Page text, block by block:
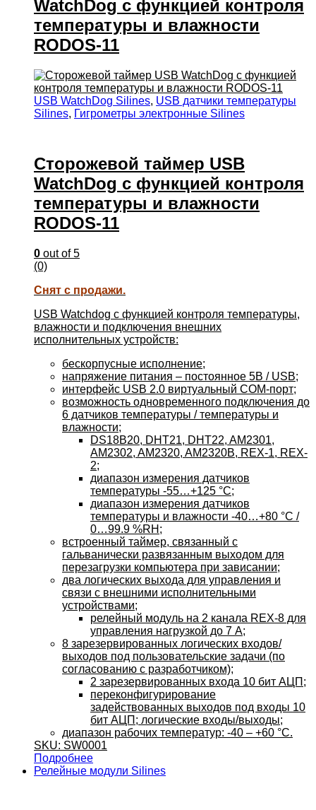
WatchDog с функцией контроля
температуры и влажности
RODOS-11
USB WatchDog Silines, USB датчики температуры
Silines, Гигрометры электронные Silines
Сторожевой таймер USB
WatchDog с функцией контроля
температуры и влажности
RODOS-11
0 out of 5
(0)
Снят с продажи.
USB Watchdog с функцией контроля температуры,
влажности и подключения внешних
исполнительных устройств:
бескорпусные исполнение;
напряжение питания – постоянное 5В / USB;
интерфейс USB 2.0 виртуальный COM-порт;
возможность одновременного подключения до
6 датчиков температуры / температуры и
влажности;
DS18B20, DHT21, DHT22, AM2301,
AM2302, AM2320, AM2320B, REX-1, REX-
2;
диапазон измерения датчиков
температуры -55…+125 °C;
диапазон измерения датчиков
температуры и влажности -40…+80 °C /
0…99.9 %RH;
встроенный таймер, связанный с
гальванически развязанным выходом для
перезагрузки компьютера при зависании;
два логических выхода для управления и
связи с внешними исполнительными
устройствами;
релейный модуль на 2 канала REX-8 для
управления нагрузкой до 7 А;
8 зарезервированных логических входов/
выходов под пользовательские задачи (по
согласованию с разработчиком);
2 зарезервированных входа 10 бит АЦП;
переконфигурирование
задействованных выходов под входы 10
бит АЦП; логические входы/выходы;
диапазон рабочих температур: -40 – +60 °C.
SKU: SW0001
Подробнее
Релейные модули Silines